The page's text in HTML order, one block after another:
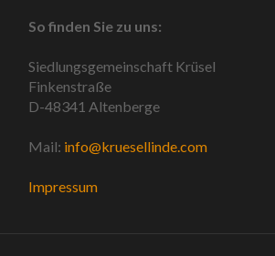
So finden Sie zu uns:
Siedlungsgemeinschaft Krüsel
Finkenstraße
D-48341 Altenberge
Mail: info@kruesellinde.com
Impressum